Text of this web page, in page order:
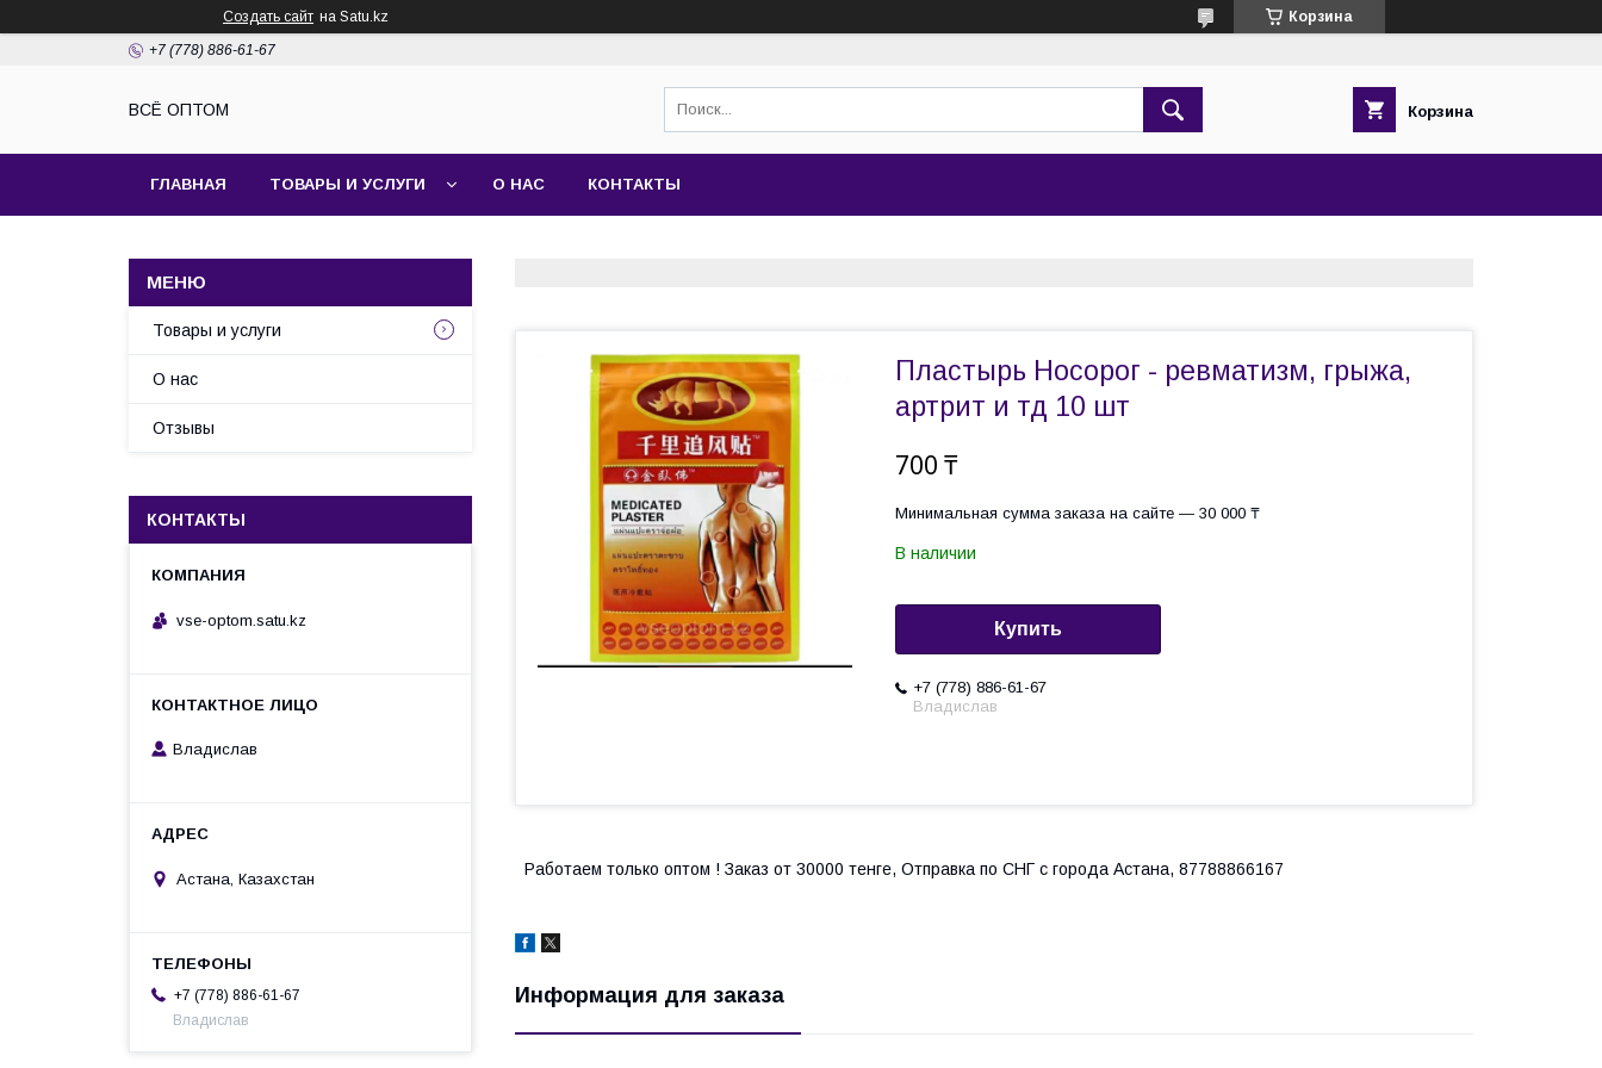
Создать сайт на Satu.kz Корзина
+7 (778) 886-61-67
ВСЁ ОПТОМ Корзина
ГЛАВНАЯ ТОВАРЫ И УСЛУГИ О НАС КОНТАКТЫ
Пластырь Носорог - ревматизм, грыжа,
артрит и тд 10 шт
700 ₸
Минимальная сумма заказа на сайте — 30 000 ₸
В наличии
Купить
+7 (778) 886-61-67
Владислав
Работаем только оптом ! Заказ от 30000 тенге, Отправка по СНГ с города Астана, 87788866167
Информация для заказа
Товары и услуги
О нас
Отзывы
КОНТАКТЫ
vse-optom.satu.kz
Владислав
Астана, Казахстан
+7 (778) 886-61-67
Владислав